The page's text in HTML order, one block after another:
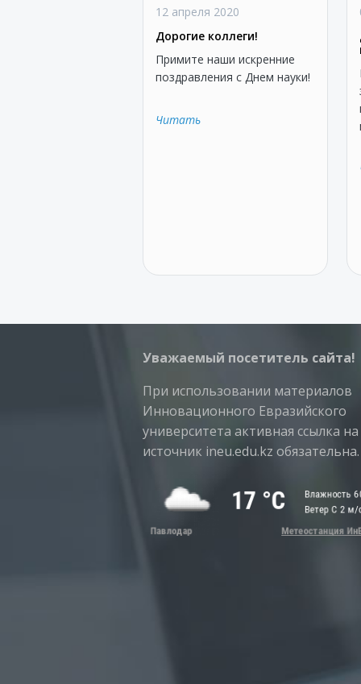
12 апреля 2020
Дорогие коллеги!
Примите наши искренние
поздравления с Днем науки!
Читать
Уважаемый посетитель сайта!
При использовании материалов
Инновационного Евразийского
университета активная ссылка на
источник ineu.edu.kz обязательна.